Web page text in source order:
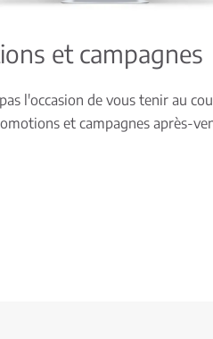
et campagnes
l'occasion de vous tenir au
et campagnes après-